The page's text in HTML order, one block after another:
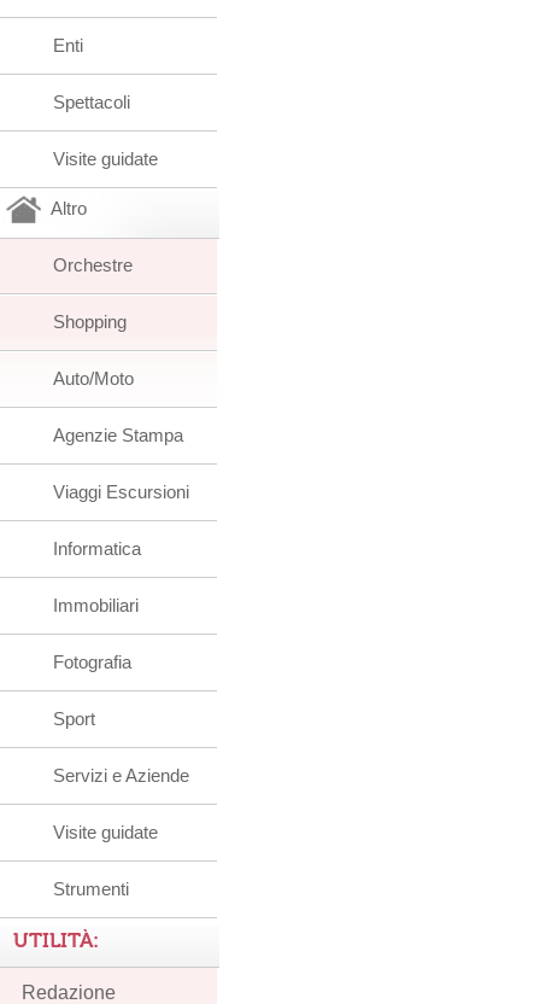
Enti
Spettacoli
Visite guidate
Altro
Orchestre
Shopping
Auto/Moto
Agenzie Stampa
Viaggi Escursioni
Informatica
Immobiliari
Fotografia
Sport
Servizi e Aziende
Visite guidate
Strumenti
UTILITÀ:
Redazione